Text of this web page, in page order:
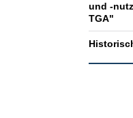
und -
TGA"